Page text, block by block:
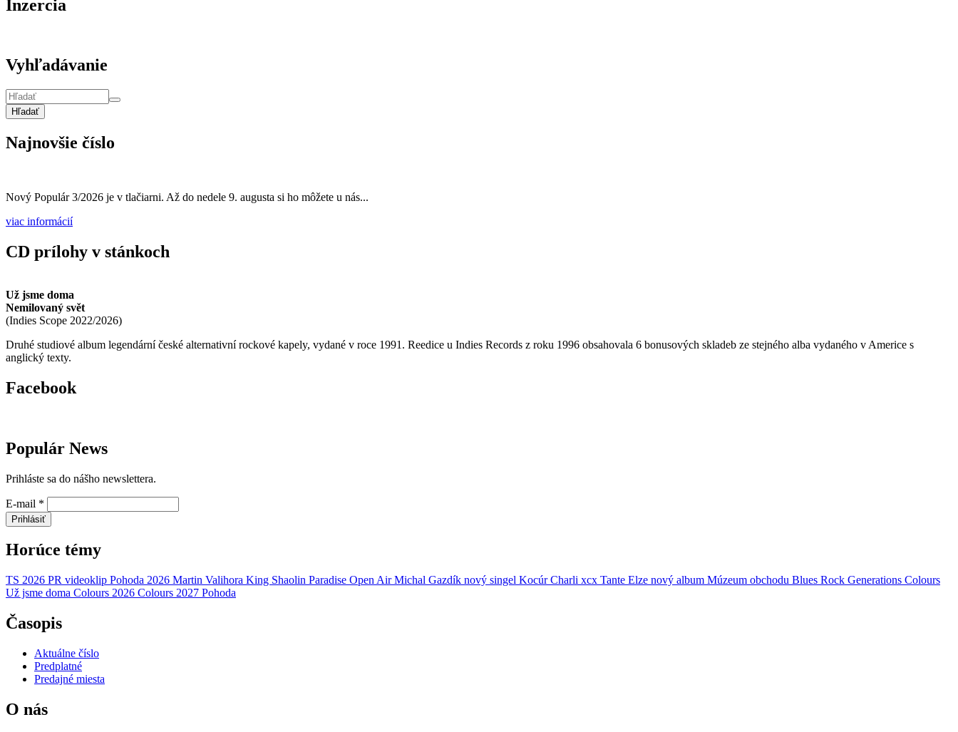
Inzercia
Vyhľadávanie
Hľadať
Najnovšie číslo
Nový Populár 3/2026 je v tlačiarni. Až do nedele 9. augusta si ho môžete u nás...
viac informácií
CD prílohy v stánkoch
Už jsme doma
Nemilovaný svět
(Indies Scope 2022/2026)
Druhé studiové album legendární české alternativní rockové kapely, vydané v roce 1991. Reedice u Indies Records z roku 1996 obsahovala 6 bonusových skladeb ze stejného alba vydaného v Americe s
anglický texty.
Facebook
Populár News
Prihláste sa do nášho newslettera.
E-mail *
Prihlásiť
Horúce témy
TS 2026 PR videoklip Pohoda 2026 Martin Valihora King Shaolin Paradise Open Air Michal Gazdík nový singel Kocúr Charli xcx Tante Elze nový album Múzeum obchodu Blues Rock Generations Colours
Už jsme doma Colours 2026 Colours 2027 Pohoda
Časopis
Aktuálne číslo
Predplatné
Predajné miesta
O nás